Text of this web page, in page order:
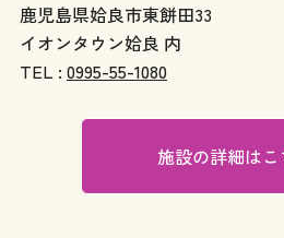
鹿児島県姶良市東餅田33
イオンタウン姶良 内
TEL : 0995-55-1080
施設の詳細はこ